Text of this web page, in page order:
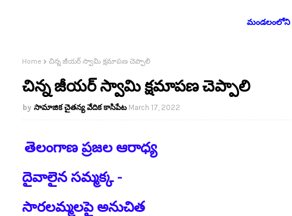
మండలంలోని
Home చిన్న జీయర్ స్వామి క్షమాపణ చెప్పాలి
చిన్న జీయర్ స్వామి క్షమాపణ చెప్పాలి
సామాజిక చైతన్య వేదిక కాసిపేట March 17, 2022
తెలంగాణ ప్రజల ఆరాధ్య
దైవాలైన సమ్మక్క -
సారలమ్మలపై అనుచిత